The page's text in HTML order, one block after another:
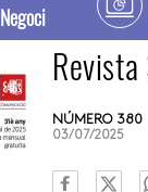
Negoci
NÚMERO 380
03/07/2025